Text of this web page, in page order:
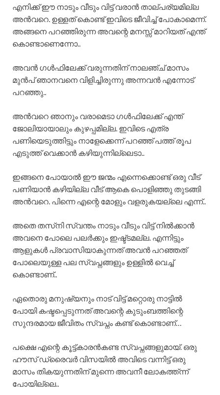
എനിക്ക് ഈ നാടും വീടും വിട്ട് വരാൻ താല്പര്യമില്ല
അൻവറെ. ഉള്ളത് കൊണ്ട് ഇവിടെ ജീവിച്ച് പോകാമെന്ന്.
അങ്ങനെ പറഞ്ഞിരുന്ന അവന്റെ മനസ്സ് മാറിയത് എന്ത്‌
കൊണ്ടാണെന്നോ..
അവൻ ഗൾഫിലേക്ക് വരുന്നതിന് നാലഞ്ച് മാസം
മുൻപ് ഞാനവനെ വിളിച്ചിരുന്നു അന്നവൻ എന്നോട്
പറഞ്ഞു..
അൻവറെ ഞാനും വരാമെടാ ഗൾഫിലേക്ക് എന്ത്‌
ജോലിയായാലും കുഴപ്പമില്ല. ഇവിടെ എത്ര
പണിയെടുത്തിട്ടും നാളേക്കെന്ന് പറഞ്ഞ് പത്ത് രൂപ
എടുത്ത് വെക്കാൻ കഴിയുന്നില്ലെടാ..
ഇങ്ങനെ പോയാൽ ഈ ജന്മം എന്നെക്കൊണ്ട് ഒരു വീട്
പണിയാൻ കഴിയില്ല വീട് ആകെ പൊളിഞ്ഞു തുടങ്ങി
അൻവറെ. പിന്നെ എന്റെ മോളും വളരുകയല്ലെ എന്ന്..
അതെ തസ്‌നി സ്വന്തം നാടും വീടും വിട്ട് നിൽക്കാൻ
അവനെ പോലെ പലർക്കും ഇഷ്ട്ടമല്ല. എന്നിട്ടും
ആളുകൾ പ്രവാസിയാകുന്നത് അവൻ പറഞ്ഞത്
പോലെയുള്ള പല സ്വപ്നങ്ങളും ഉള്ളിൽ വെച്ച്
കൊണ്ടാണ്..
ഏതൊരു മനുഷ്യനും നാട് വിട്ട് മറ്റൊരു നാട്ടിൽ
പോയി കഷ്ടപ്പെടുന്നത് അവന്റെ കുടുംബത്തിന്റെ
സുന്ദരമായ ജീവിതം സ്വപ്നം കണ്ട് കൊണ്ടാണ്…
പക്ഷെ എന്റെ കൂട്ട്കാരൻകണ്ട സ്വപ്നങ്ങളുമായ്. ഒരു
ഹൗസ് ഡ്രൈവർ വിസയിൽ അവിടെ വന്നിട്ട് ഒരു
മാസം തികയുന്നതിന് മുന്നെ അവനീ ലോകത്ത്ന്ന്
പോയില്ലെ..